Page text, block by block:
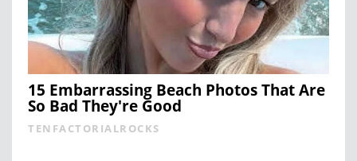
15 Embarrassing Beach Photos That Are
So Bad They're Good
TENFACTORIALROCKS